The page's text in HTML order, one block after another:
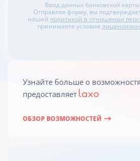
Ввод данных банковской карты
Отправляя форму, вы
нашей политикой в отношении
принимаете условия
Узнайте больше о
предоставляет
ОБЗОР ВОЗМОЖНОСТЕЙ